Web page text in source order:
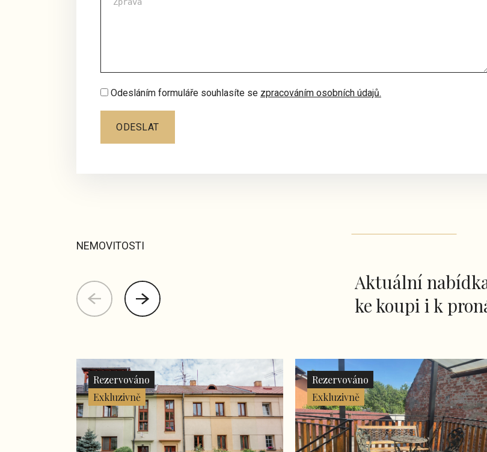
Odesláním formuláře souhlasíte se zpracováním osobních údajů.
ODESLAT
NEMOVITOSTI
Aktuální
ke koupi i k
Rezervováno
Exkluzivně
Rezervováno
Exkluzivně